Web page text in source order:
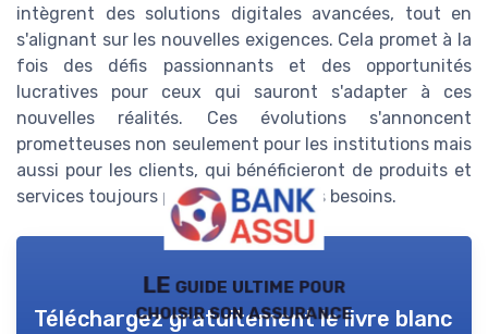
intègrent des solutions digitales avancées, tout en
s'alignant sur les nouvelles exigences. Cela promet à la
fois des défis passionnants et des opportunités
lucratives pour ceux qui sauront s'adapter à ces
nouvelles réalités. Ces évolutions s'annoncent
prometteuses non seulement pour les institutions mais
aussi pour les clients, qui bénéficieront de produits et
services toujours plus adaptés à leurs besoins.
LE guide ultime pour
choisir son assurance
Téléchargez gratuitement le livre blanc